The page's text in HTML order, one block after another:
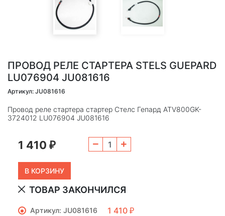
ПРОВОД РЕЛЕ СТАРТЕРА STELS GUEPARD
LU076904 JU081616
Артикул: JU081616
Провод реле стартера стартер Стелс Гепард ATV800GK-
3724012 LU076904 JU081616
1 410 ₽
ТОВАР ЗАКОНЧИЛСЯ
Артикул: JU081616 1 410 ₽